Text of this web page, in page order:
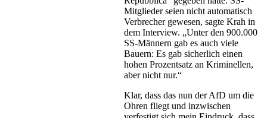
Mitglieder seien nicht automatisch
Verbrecher gewesen, sagte Krah in
dem Interview. „Unter den 900.000
SS-Männern gab es auch viele
Bauern: Es gab sicherlich einen
hohen Prozentsatz an Kriminellen,
aber nicht nur.“
Klar, dass das nun der AfD um die
Ohren fliegt und inzwischen